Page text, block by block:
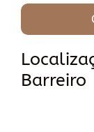
Barreiro